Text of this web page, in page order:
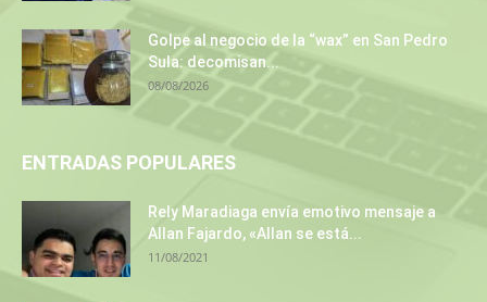
Golpe al negocio de la “wax” en San Pedro
Sula: decomisan...
08/08/2026
ENTRADAS POPULARES
Rely Maradiaga envía emotivo mensaje a
Allan Fajardo, «Allan se está...
11/08/2021